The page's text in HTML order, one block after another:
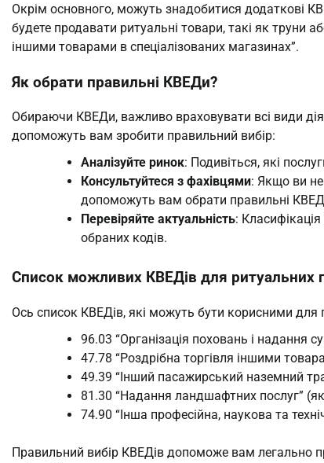
Окрім основного, можуть знадобитися додаткові
будете продавати ритуальні товари, такі як труни
іншими товарами в спеціалізованих магазинах”.
Як обрати правильні КВЕДи?
Обираючи КВЕДи, важливо враховувати всі види
допоможуть вам зробити правильний вибір:
Аналізуйте ринок: Подивіться, які
Консультуйтеся з фахівцями: Якщо ви не
допоможуть вам обрати правильні
Перевіряйте актуальність:
обраних кодів.
Список можливих КВЕДів для ритуальних
Ось список КВЕДів, які можуть бути корисними для
96.03 “Організація поховань і надання
47.78 “Роздрібна торгівля іншими
49.39 “Інший пасажирський наземний
81.30 “Надання ландшафтних послуг”
74.90 “Інша професійна, наукова та
Правильний вибір КВЕДів допоможе вам легально